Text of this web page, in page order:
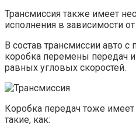
Трансмиссия также имеет
исполнения в зависимости
В состав трансмиссии авто
коробка перемены передач
равных угловых скоростей.
Коробка передач тоже
такие, как: